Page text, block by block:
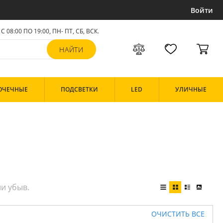
Войти
С 08:00 ПО 19:00, ПН- ПТ, СБ, ВСК.
ПОДСВЕТКИ LED УЛИЧНЫЕ
ОЧИСТИТЬ ВСЕ